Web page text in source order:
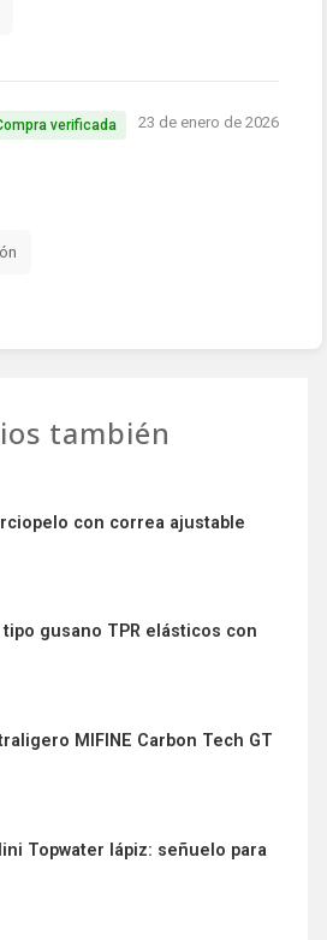
verificada 23 de enero de 2026
también
con correa ajustable
gusano TPR elásticos con
MIFINE Carbon Tech GT
Topwater lápiz: señuelo para